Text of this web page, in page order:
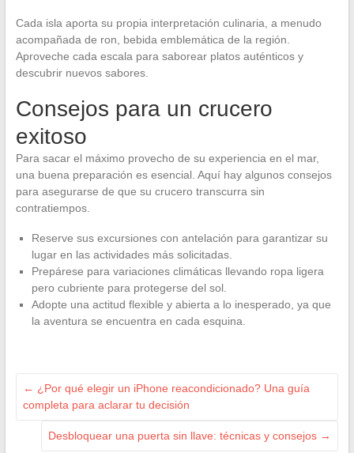
Cada isla aporta su propia interpretación culinaria, a menudo
acompañada de ron, bebida emblemática de la región.
Aproveche cada escala para saborear platos auténticos y
descubrir nuevos sabores.
Consejos para un crucero
exitoso
Para sacar el máximo provecho de su experiencia en el mar,
una buena preparación es esencial. Aquí hay algunos consejos
para asegurarse de que su crucero transcurra sin
contratiempos.
Reserve sus excursiones con antelación para garantizar su
lugar en las actividades más solicitadas.
Prepárese para variaciones climáticas llevando ropa ligera
pero cubriente para protegerse del sol.
Adopte una actitud flexible y abierta a lo inesperado, ya que
la aventura se encuentra en cada esquina.
← ¿Por qué elegir un iPhone reacondicionado? Una guía
completa para aclarar tu decisión
Desbloquear una puerta sin llave: técnicas y consejos →